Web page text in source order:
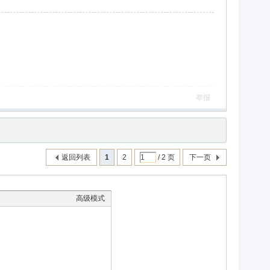
举报
1 2 / 2 页 下一页
返回列表
高级模式